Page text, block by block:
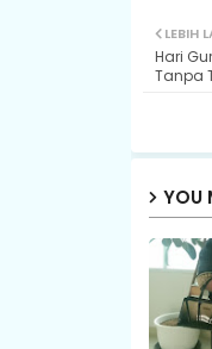
LEBIH
Hari
Tanpa
YOU